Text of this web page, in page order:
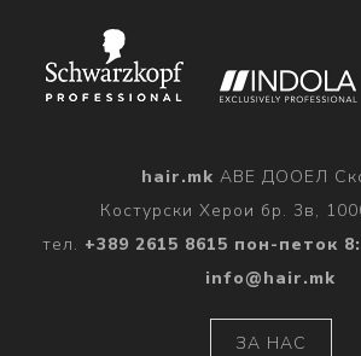
hair.mk АВЕ ДООЕЛ
Костурски Херои бр. 3в,
тел. +389 2615 8615 пон-петок
info@hair.mk
ЗА НАС